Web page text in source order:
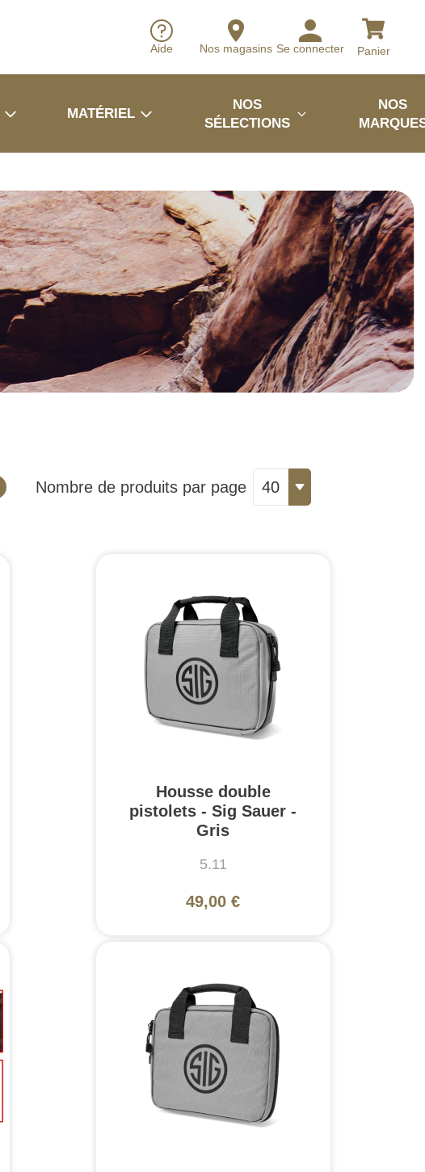
Aide Nos magasins Se connecter Panier
MATÉRIEL
NOS
SÉLECTIONS
NOS
Nombre de produits par page 40
Housse double
pistolets - Sig Sauer -
Gris
5.11
49,00 €